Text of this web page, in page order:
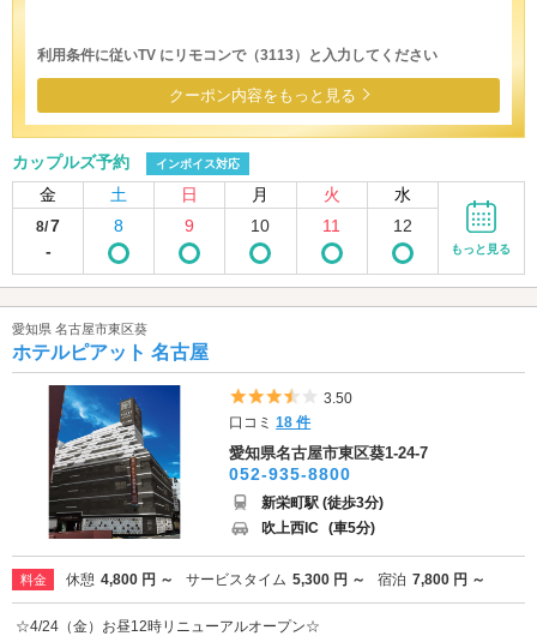
利用条件に従いTV にリモコンで（3113）と入力してください
クーポン内容をもっと見る
カップルズ予約 インボイス対応
金 土 日 月 火 水
8/7
-
8 9 10 11 12
もっと見る
愛知県 名古屋市東区葵
ホテルピアット 名古屋
5つ星のうち3.5
3.50
口コミ18 件
愛知県名古屋市東区葵1-24-7
052-935-8800
新栄町駅 (徒歩3分)
吹上西IC (車5分)
料金 休憩 4,800 円 ～ サービスタイム 5,300 円 ～ 宿泊 7,800 円 ～
☆4/24（金）お昼12時リニューアルオープン☆